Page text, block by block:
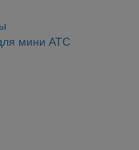
мини АТС